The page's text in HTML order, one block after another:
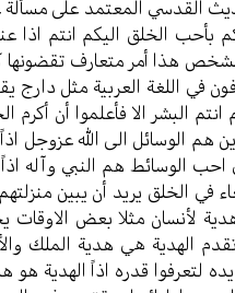
القدسي المعتمد على
بأحب الخلق اليكم انتم اذا
هذا أمر متعارف تقضونها
في اللغة العربية مثل دارج
البشر الا فأعلموا أن
الوسائل الى الله عزوجل
الوسائط هم النبي وآله اذاً
الخلق يريد أن يبين
لأنسان مثلا بعض الاوقات
الهدية هي هدية الملك
قدره اذاً الهدية هو